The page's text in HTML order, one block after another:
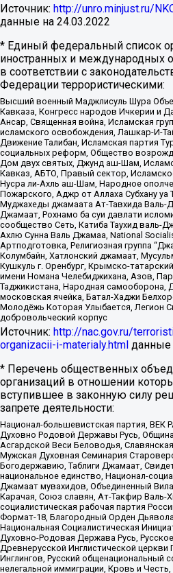
Источник: http://unro.minjust.ru/
данные на 24.03.2022
* Единый федеральный список
иностранных и международных
в соответствии с
Федерации террористическими:
Высший военный Маджлисуль Шура
Кавказа, Конгресс народов Ичкерии и
Ансар, Священная война, Исламская
исламского освобождения, Лашкар-И-
Движение Талибан, Исламская партия
социальных реформ, Общество
Дом двух святых, Джунд аш-Шам,
Кавказ, АБТО, Правый сектор,
Нусра ли-Ахль аш-Шам, Народное
Пожарского, Аджр от Аллаха Субхану уа
Муджахеды джамаата Ат-Тавхида Валь-
Джамаат, Рохнамо ба суи давлати
сообщество Сеть, Катиба Таухид валь-
Ахлю Сунна Валь Джамаа, National
Артподготовка, Религиозная группа
Колумбайн, Хатлонский джамаат,
Кушкуль г. Оренбург, Крымско-
имени Номана Челебиджихана, Азов,
Таджикистана, Народная самооборона,
московская ячейка, Батал-Хаджи
Молодёжь Которая Улыбается, Легион
добровольческий корпус
Источник: http://nac.gov.ru/
organizacii-i-materialy.html данные
* Перечень общественных
организаций в отношении
вступившее в законную силу
запрете деятельности:
Национал-большевистская партия, ВЕК
Духовно Родовой Державы Русь,
Асгардской Веси Беловодья,
Мужская Духовная Семинария
Богодержавию, Таблиги Джамаат,
национальное единство, Национал-
Джамаат мувахидов, Объединенный
Карачая, Союз славян, Ат-Такфир Валь-
социалистическая рабочая партия
Формат-18, Благородный Орден
Национальная Социалистическая
Духовно-Родовая Держава Русь,
Древнерусской Инглистической
Инглингов, Русский общенациональный
нелегальной иммиграции, Кровь и